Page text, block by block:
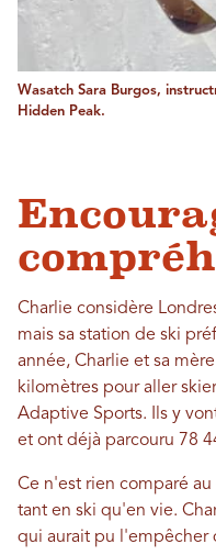
Wasatch Sara Burgos,
Hidden Peak.
Charlie considère
mais sa station de ski
année, Charlie et sa
kilomètres pour aller
Adaptive Sports. Ils y
et ont déjà parcouru 78
Ce n'est rien comparé
tant en ski qu'en vie.
qui aurait pu l'empêcher